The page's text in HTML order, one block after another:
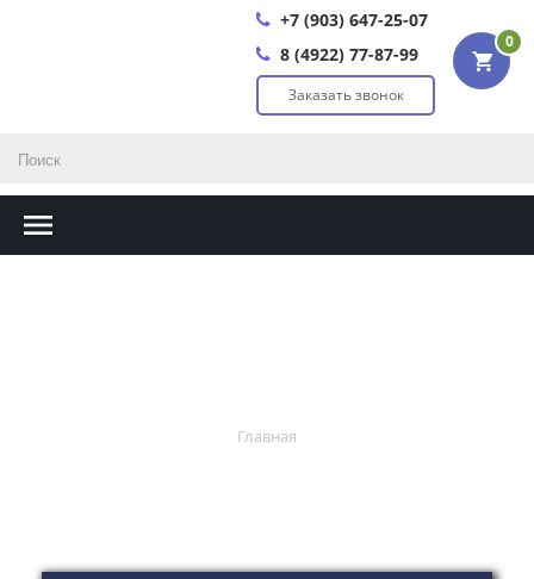
+7 (903) 647-25-07
8 (4922) 77-87-99
Заказать звонок
0
Главная